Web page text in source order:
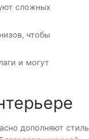
сложных
чтобы
и могут
дополняют стиль